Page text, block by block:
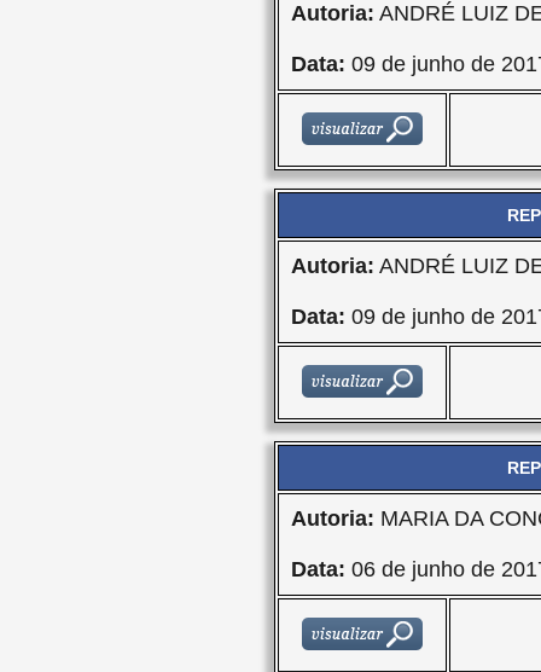
Autoria: ANDRÉ LUIZ
Data: 09 de junho de
Autoria: ANDRÉ LUIZ
Data: 09 de junho de
Autoria: MARIA DA
Data: 06 de junho de